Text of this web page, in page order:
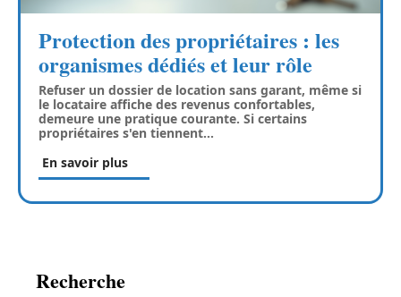
Protection des propriétaires : les
organismes dédiés et leur rôle
Refuser un dossier de location sans garant, même si
le locataire affiche des revenus confortables,
demeure une pratique courante. Si certains
propriétaires s'en tiennent…
En savoir plus
Recherche